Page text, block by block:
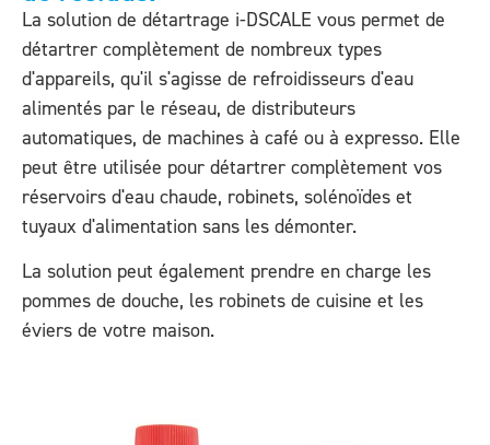
La solution de détartrage i-DSCALE vous permet de
détartrer complètement de nombreux types
d'appareils, qu'il s'agisse de refroidisseurs d'eau
alimentés par le réseau, de distributeurs
automatiques, de machines à café ou à expresso. Elle
peut être utilisée pour détartrer complètement vos
réservoirs d'eau chaude, robinets, solénoïdes et
tuyaux d'alimentation sans les démonter.
La solution peut également prendre en charge les
pommes de douche, les robinets de cuisine et les
éviers de votre maison.